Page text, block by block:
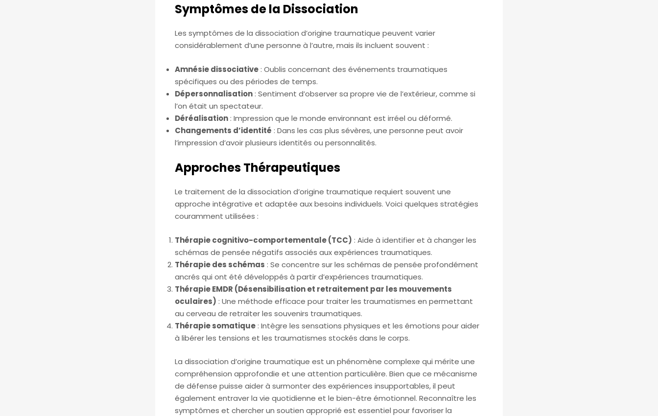
Symptômes de la Dissociation
Les symptômes de la dissociation d’origine traumatique peuvent varier
considérablement d’une personne à l’autre, mais ils incluent souvent :
Amnésie dissociative : Oublis concernant des événements traumatiques
spécifiques ou des périodes de temps.
Dépersonnalisation : Sentiment d’observer sa propre vie de l’extérieur, comme si
l’on était un spectateur.
Déréalisation : Impression que le monde environnant est irréel ou déformé.
Changements d’identité : Dans les cas plus sévères, une personne peut avoir
l’impression d’avoir plusieurs identités ou personnalités.
Approches Thérapeutiques
Le traitement de la dissociation d’origine traumatique requiert souvent une
approche intégrative et adaptée aux besoins individuels. Voici quelques stratégies
couramment utilisées :
Thérapie cognitivo-comportementale (TCC) : Aide à identifier et à changer les
schémas de pensée négatifs associés aux expériences traumatiques.
Thérapie des schémas : Se concentre sur les schémas de pensée profondément
ancrés qui ont été développés à partir d’expériences traumatiques.
Thérapie EMDR (Désensibilisation et retraitement par les mouvements
oculaires) : Une méthode efficace pour traiter les traumatismes en permettant
au cerveau de retraiter les souvenirs traumatiques.
Thérapie somatique : Intègre les sensations physiques et les émotions pour aider
à libérer les tensions et les traumatismes stockés dans le corps.
La dissociation d’origine traumatique est un phénomène complexe qui mérite une
compréhension approfondie et une attention particulière. Bien que ce mécanisme
de défense puisse aider à surmonter des expériences insupportables, il peut
également entraver la vie quotidienne et le bien-être émotionnel. Reconnaître les
symptômes et chercher un soutien approprié est essentiel pour favoriser la